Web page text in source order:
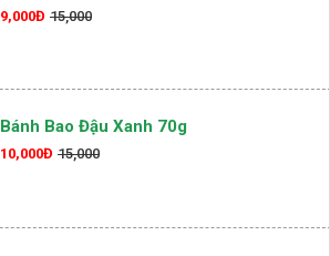
9,000Đ 15,000
Bánh Bao Đậu Xanh 70g
10,000Đ 15,000